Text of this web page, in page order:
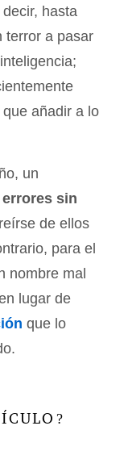
hasta
terror a pasar
añadir a lo
un
sin
de ellos
para el
nombre mal
lugar de
que lo
?